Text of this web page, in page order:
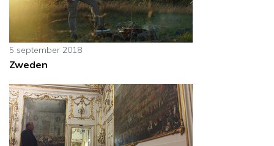
5 september 2018
Zweden